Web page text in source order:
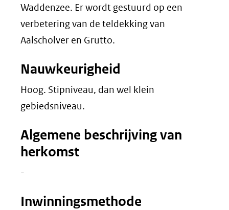
Waddenzee. Er wordt gestuurd op een
verbetering van de teldekking van
Aalscholver en Grutto.
Nauwkeurigheid
Hoog. Stipniveau, dan wel klein
gebiedsniveau.
Algemene beschrijving van
herkomst
-
Inwinningsmethode